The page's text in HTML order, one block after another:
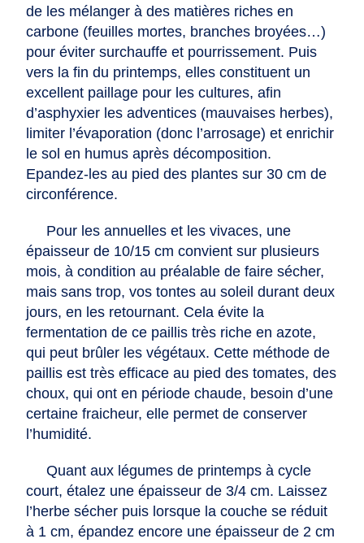
de les mélanger à des matières riches en
carbone (feuilles mortes, branches broyées…)
pour éviter surchauffe et pourrissement. Puis
vers la fin du printemps, elles constituent un
excellent paillage pour les cultures, afin
d’asphyxier les adventices (mauvaises herbes),
limiter l’évaporation (donc l’arrosage) et enrichir
le sol en humus après décomposition.
Epandez-les au pied des plantes sur 30 cm de
circonférence.
Pour les annuelles et les vivaces, une
épaisseur de 10/15 cm convient sur plusieurs
mois, à condition au préalable de faire sécher,
mais sans trop, vos tontes au soleil durant deux
jours, en les retournant. Cela évite la
fermentation de ce paillis très riche en azote,
qui peut brûler les végétaux. Cette méthode de
paillis est très efficace au pied des tomates, des
choux, qui ont en période chaude, besoin d’une
certaine fraicheur, elle permet de conserver
l’humidité.
Quant aux légumes de printemps à cycle
court, étalez une épaisseur de 3/4 cm. Laissez
l’herbe sécher puis lorsque la couche se réduit
à 1 cm, épandez encore une épaisseur de 2 cm